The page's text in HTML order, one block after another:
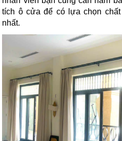
tích ô cửa để có lựa chọn
nhất.